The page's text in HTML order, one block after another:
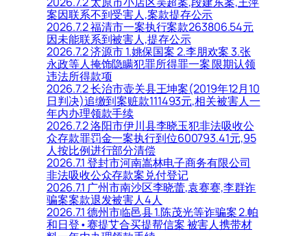
案因联系不到受害人,案款提存公示
2026.7.2 福清市一案执行案款263806.54元
因未能联系到被害人,提存公示
2026.7.2 济源市 1.姚保国案 2.李朋欢案 3.张
永政等人掩饰隐瞒犯罪所得罪一案 限期认领
违法所得款项
2026.7.2 长治市壶关县王坤案(2019年12月10
日判决)追缴到案赃款111493元,相关被害人一
年内办理领款手续
2026.7.2 洛阳市伊川县李晓玉犯非法吸收公
众存款罪罚金一案执行到位600793.41元,95
人按比例进行部分清偿
2026.7.1 登封市河南嵩林电子商务有限公司
非法吸收公众存款案兑付登记
2026.7.1 广州市南沙区李晓蕾,袁赛赛,李群诈
骗案案款退发被害人4人
2026.7.1 德州市临邑县 1.陈茂光等诈骗案 2.帕
和日登•赛提艾合买提帮信案 被害人携带材